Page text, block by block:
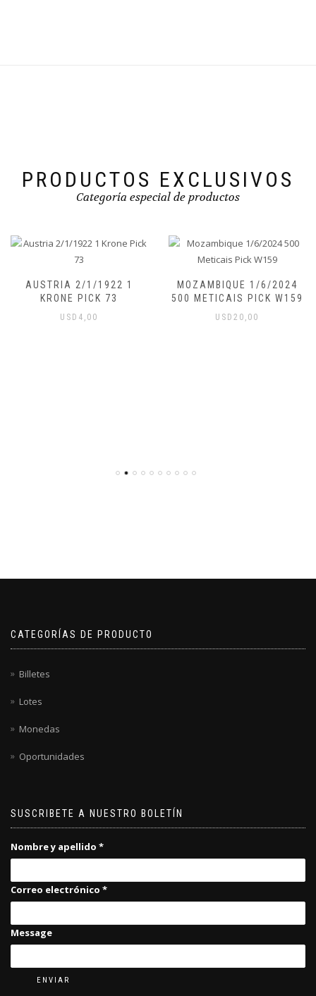
PRODUCTOS EXCLUSIVOS
Categoría especial de productos
AUSTRIA 2/1/1922 1
KRONE PICK 73
USD 4,00
MOZAMBIQUE 1/6/2024
500 METICAIS PICK W159
USD 20,00
CATEGORÍAS DE PRODUCTO
Billetes
Lotes
Monedas
Oportunidades
SUSCRIBETE A NUESTRO BOLETÍN
Nombre y apellido *
Correo electrónico *
Message
ENVIAR